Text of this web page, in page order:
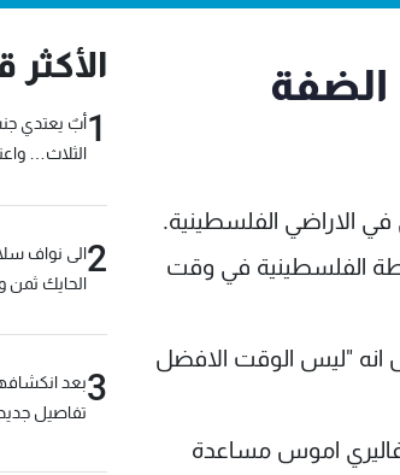
الضفة
الاراضي الفلسطينية.
الفلسطينية في وقت
انه "ليس الوقت الافضل
اموس مساعدة
الأكثر
1أبٌ يعتدي
الثلاث…
2الى نواف
الحايك
3بعد
تفاصيل